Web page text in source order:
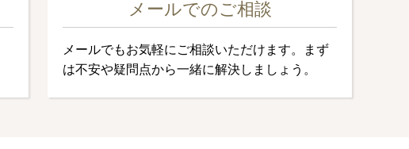
メールでのご相談
メールでもお気軽にご相談いただけます。まず
は不安や疑問点から一緒に解決しましょう。